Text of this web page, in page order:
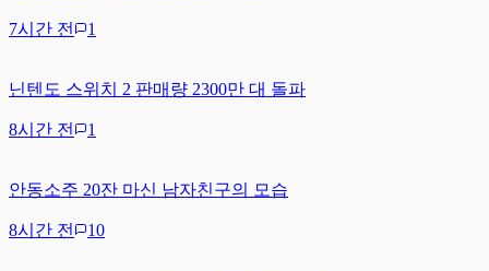
7시간 전 1
닌텐도 스위치 2 판매량 2300만 대 돌파
8시간 전 1
안동소주 20잔 마신 남자친구의 모습
8시간 전 10